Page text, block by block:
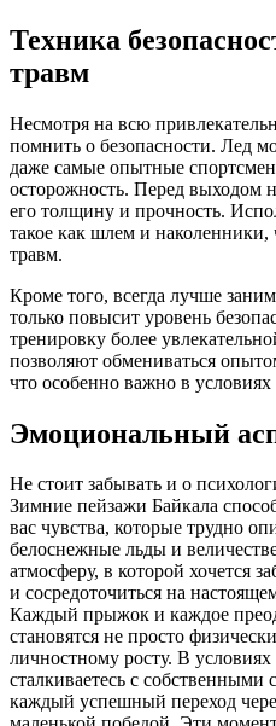
Техника
травм
Несмотря на всю
помнить о безопасности. Лед
даже самые опытные
осторожность. Перед выходом
его толщину и прочность.
такое как шлем и
травм.
Кроме того, всегда лучше
только повысит уровень
тренировку более
позволяют обмениваться
что особенно важно в условиях
Эмоциональный
Не стоит забывать и о
Зимние пейзажи Байкала
вас чувства, которые трудно
белоснежные льды и
атмосферу, в которой хочется
и сосредоточиться на
Каждый прыжок и каждое
становятся не просто
личностному росту. В
сталкиваетесь с
каждый успешный переход